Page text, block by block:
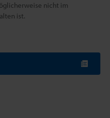
nicht im
ist.